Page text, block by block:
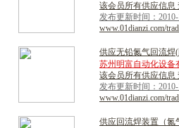
该会员所有供应信息
发布更新时间：2010-
www.01dianzi.com/
供应无铅氮气回流焊(
苏州明富自动化设备
该会员所有供应信息
发布更新时间：2010-
www.01dianzi.com/
供应回流焊装置 （氮